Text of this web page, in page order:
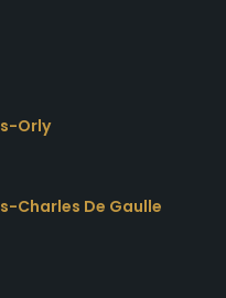
Orly
Charles De Gaulle